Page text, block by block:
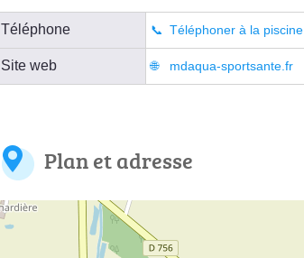
Téléphone Téléphoner à la piscine
Site web mdaqua-sportsante.fr
Plan et adresse